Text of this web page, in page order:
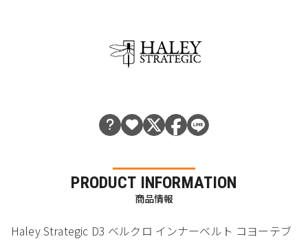
PRODUCT INFORMATION
商品情報
Haley Strategic D3 ベルクロ インナーベルト コヨーテブ